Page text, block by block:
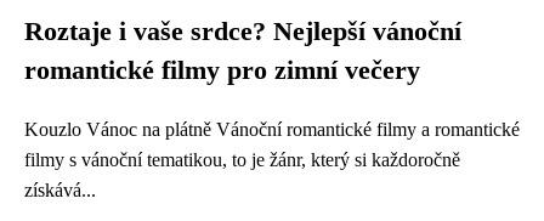
Roztaje i vaše srdce? Nejlepší vánoční
romantické filmy pro zimní večery
Kouzlo Vánoc na plátně Vánoční romantické filmy a romantické
filmy s vánoční tematikou, to je žánr, který si každoročně
získává...